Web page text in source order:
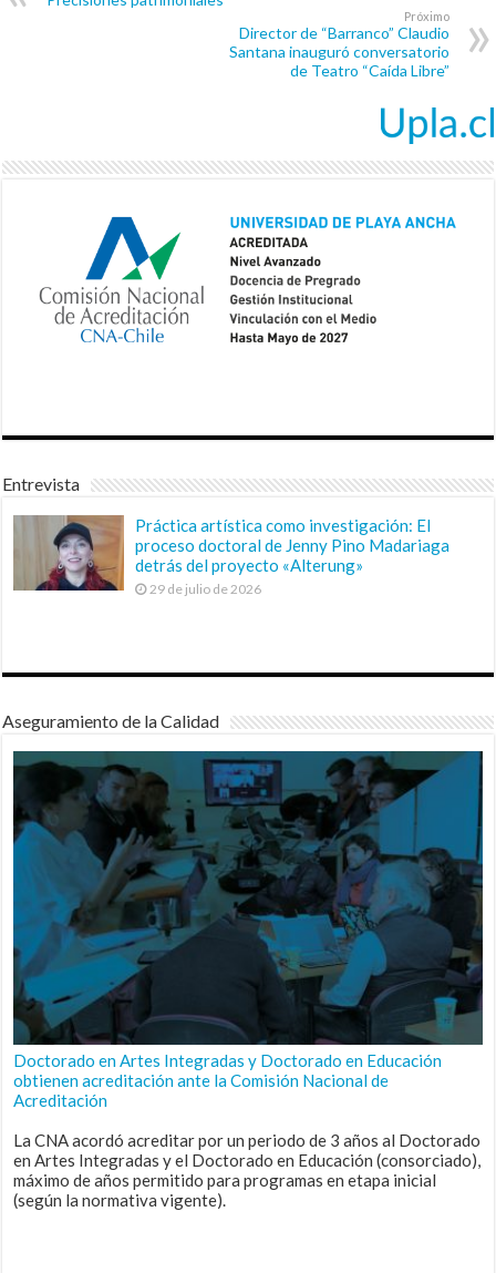
Próximo
Director de “Barranco” Claudio
Santana inauguró conversatorio
de Teatro “Caída Libre”
Entrevista
Práctica artística como investigación: El
proceso doctoral de Jenny Pino Madariaga
detrás del proyecto «Alterung»
29 de julio de 2026
Aseguramiento de la Calidad
Doctorado en Artes Integradas y Doctorado en Educación
obtienen acreditación ante la Comisión Nacional de
Acreditación
La CNA acordó acreditar por un periodo de 3 años al Doctorado
en Artes Integradas y el Doctorado en Educación (consorciado),
máximo de años permitido para programas en etapa inicial
(según la normativa vigente).